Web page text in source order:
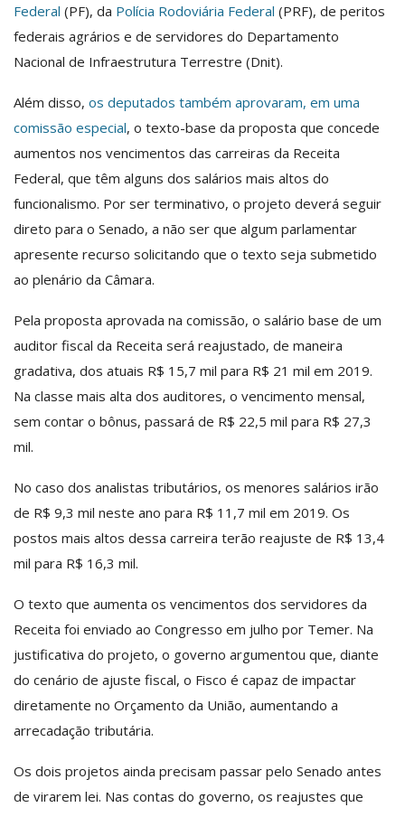
Federal (PF), da Polícia Rodoviária Federal (PRF), de peritos
federais agrários e de servidores do Departamento
Nacional de Infraestrutura Terrestre (Dnit).
Além disso, os deputados também aprovaram, em uma
comissão especial, o texto-base da proposta que concede
aumentos nos vencimentos das carreiras da Receita
Federal, que têm alguns dos salários mais altos do
funcionalismo. Por ser terminativo, o projeto deverá seguir
direto para o Senado, a não ser que algum parlamentar
apresente recurso solicitando que o texto seja submetido
ao plenário da Câmara.
Pela proposta aprovada na comissão, o salário base de um
auditor fiscal da Receita será reajustado, de maneira
gradativa, dos atuais R$ 15,7 mil para R$ 21 mil em 2019.
Na classe mais alta dos auditores, o vencimento mensal,
sem contar o bônus, passará de R$ 22,5 mil para R$ 27,3
mil.
No caso dos analistas tributários, os menores salários irão
de R$ 9,3 mil neste ano para R$ 11,7 mil em 2019. Os
postos mais altos dessa carreira terão reajuste de R$ 13,4
mil para R$ 16,3 mil.
O texto que aumenta os vencimentos dos servidores da
Receita foi enviado ao Congresso em julho por Temer. Na
justificativa do projeto, o governo argumentou que, diante
do cenário de ajuste fiscal, o Fisco é capaz de impactar
diretamente no Orçamento da União, aumentando a
arrecadação tributária.
Os dois projetos ainda precisam passar pelo Senado antes
de virarem lei. Nas contas do governo, os reajustes que